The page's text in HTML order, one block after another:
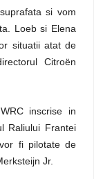
si vom
Loeb si Elena
situatii atat de
Citroën
inscrise in
Raliului Frantei
fi pilotate de
Jr.